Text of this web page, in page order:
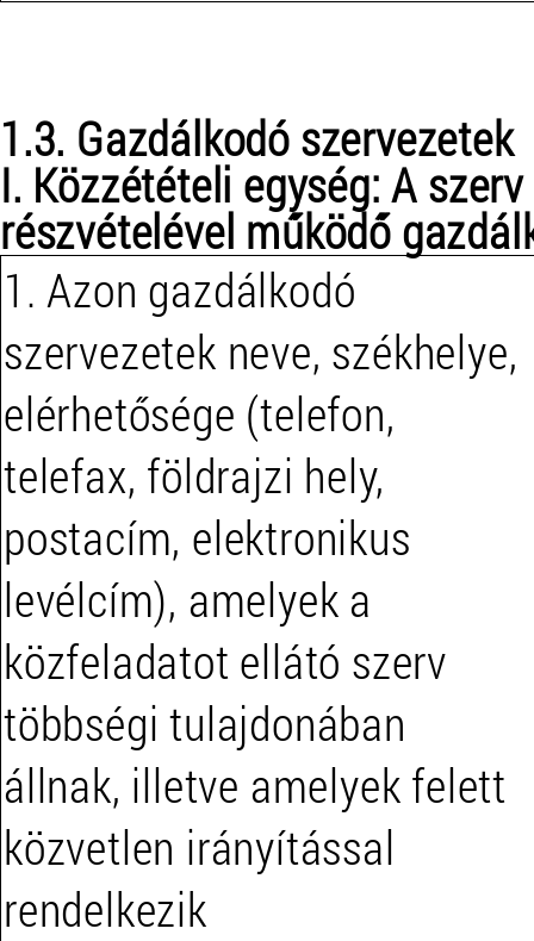
1.3. Gazdálkodó szervezetek
I. Közzétételi egység: A
részvételével működő
1. Azon gazdálkodó
szervezetek neve, székhelye,
elérhetősége (telefon,
telefax, földrajzi hely,
postacím, elektronikus
levélcím), amelyek a
közfeladatot ellátó szerv
többségi tulajdonában
állnak, illetve amelyek felett
közvetlen irányítással
rendelkezik